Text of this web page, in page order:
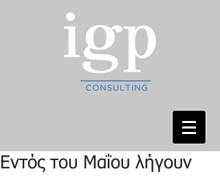
Εντός του Μαΐου λήγουν